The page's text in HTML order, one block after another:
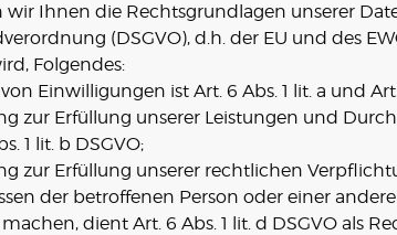
wir Ihnen die Rechtsgrundlagen unserer
(DSGVO), d.h. der EU und des
Folgendes:
Einwilligungen ist Art. 6 Abs. 1 lit. a und
zur Erfüllung unserer Leistungen und
1 lit. b DSGVO;
zur Erfüllung unserer rechtlichen
der betroffenen Person oder einer
dient Art. 6 Abs. 1 lit. d DSGVO als